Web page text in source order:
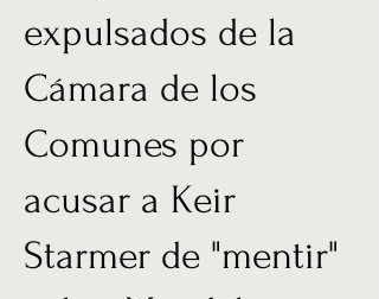
expulsados ​​de la
Cámara de los
Comunes por
acusar a Keir
Starmer de "mentir"